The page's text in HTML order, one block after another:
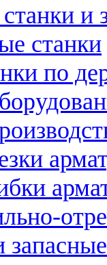
и
станки
по